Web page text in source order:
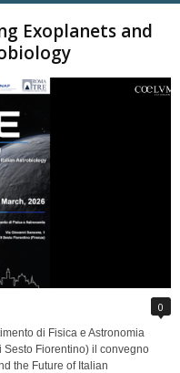
Exoplanets and
0
di Fisica e Astronomia
Fiorentino) il convegno
the Future of Italian